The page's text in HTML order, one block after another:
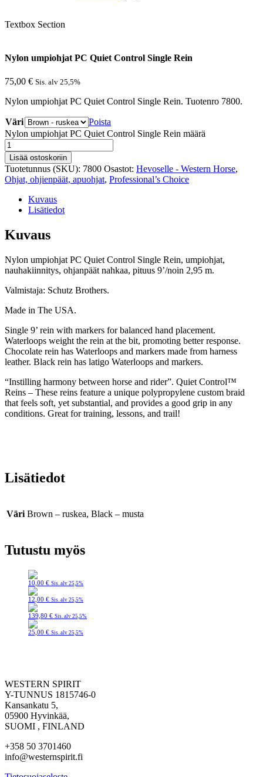
Textbox Section
Nylon umpiohjat PC Quiet Control Single Rein
75,00 € Sis. alv 25,5%
Nylon umpiohjat PC Quiet Control Single Rein. Tuotenro 7800.
Väri
Poista
Nylon umpiohjat PC Quiet Control Single Rein määrä
Lisää ostoskoriin
Tuotetunnus (SKU): 7800 Osastot: Hevoselle - Western Horse,
Ohjat, ohjienpäät, apuohjat, Professional’s Choice
Kuvaus
Lisätiedot
Kuvaus
Nylon umpiohjat PC Quiet Control Single Rein, umpiohjat,
nauhakiinnitys, ohjanpäät nahkaa, pituus 9’/noin 2,95 m.
Valmistaja: Schutz Brothers.
Made in The USA.
Single 9’ rein with markers for balanced hand placement.
Waterloops weight the rein at the bit, promoting better response.
Chocolate rein has Waterloops and markers made from harness
leather. Black rein has latigo Waterloops and markers.
“Instilling harmony between horse and rider”. Quiet Control™
Reins – These reins feature a unique polypropylene custom braid
that feels soft, yet substantial, and provides a good grip in any
conditions. Great for training, lessons, and trail!
Lisätiedot
Väri Brown – ruskea, Black – musta
Tutustu myös
10,00 € Sis. alv 25,5%
12,00 € Sis. alv 25,5%
139,80 € Sis. alv 25,5%
25,00 € Sis. alv 25,5%
WESTERN SPIRIT
Y-TUNNUS 1815746-0
Kansankatu 5,
05900 Hyvinkää,
SUOMI , FINLAND
+358 50 3701460
info@westernspirit.fi